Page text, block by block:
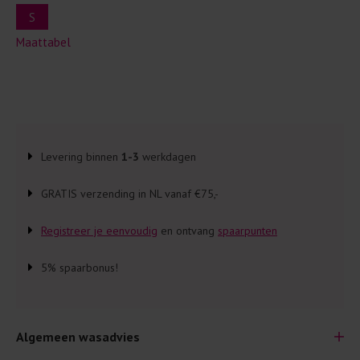
S
Maattabel
Levering binnen 1-3 werkdagen
GRATIS verzending in NL vanaf €75,-
Registreer je eenvoudig en ontvang spaarpunten
5% spaarbonus!
Algemeen wasadvies